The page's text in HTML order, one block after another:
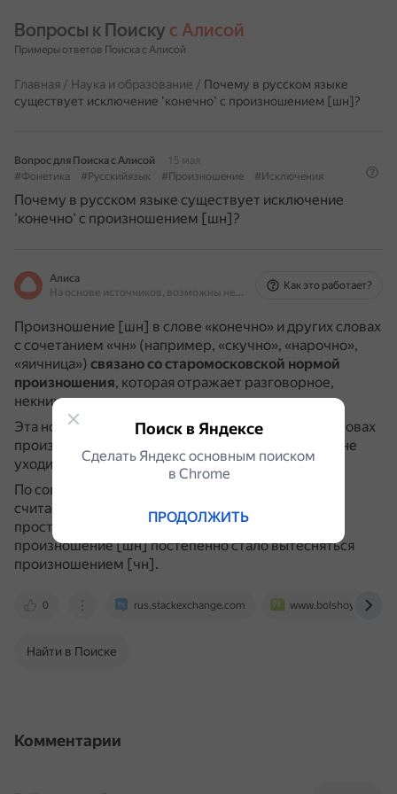
Вопросы к Поиску с Алисой
Примеры ответов Поиска с Алисой
Главная / Наука и образование / Почему в русском языке
существует исключение 'конечно' с произношением [шн]?
Вопрос для Поиска с Алисой
15 мая
#Фонетика
#Русскийязык #Произношение #Исключения
Почему в русском языке существует исключение
'конечно' с произношением [шн]?
Алиса
На основе источников, возможны неточности
Как это работает?
Произношение [шн] в слове «конечно» и других словах
с сочетанием «чн» (например, «скучно», «нарочно»,
«яичница») связано со старомосковской нормой
произношения, которая отражает разговорное,
некнижное произношение.
Эта норма считается уходящей, но в некоторых словах
произношение повлияло на написание и поэтому не
уходит.
По современным нормам такое произношение
считается устаревшим, в ряде случаев —
просторечным.
Под влиянием правописания
произношение [шн] постепенно стало вытесняться
произношением [чн].
0 rus.stackexchange.com
Найти в Поиске
Комментарии
Поиск в Яндексе
Сделать Яндекс основным поиском
в Сhrome
ПРОДОЛЖИТЬ